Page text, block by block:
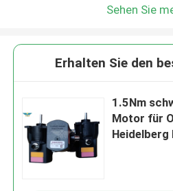
Sehen Sie
Erhalten Sie den
1.5Nm
Motor für